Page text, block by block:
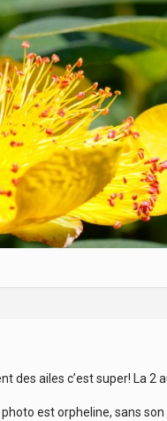
des ailes c’est super! La 2
est orpheline, sans son